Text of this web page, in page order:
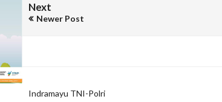
Next
Newer Post
Indramayu TNI-Polri